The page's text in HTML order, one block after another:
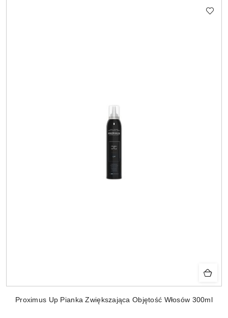
Proximus Up Pianka Zwiększająca Objętość Włosów 300ml